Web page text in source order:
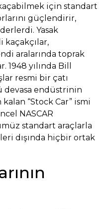
için standart
güçlendirir,
Yasak
kaçakçılar,
aralarında toprak
1948 yılında Bill
resmi bir çatı
devasa endüstrinin
“Stock Car” ismi
NASCAR
standart araçlarla
dışında hiçbir ortak